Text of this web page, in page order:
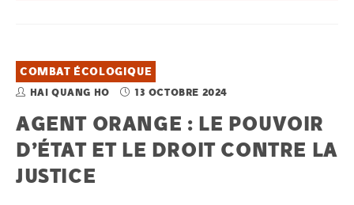
COMBAT ÉCOLOGIQUE
HAI QUANG HO 13 OCTOBRE 2024
AGENT ORANGE : LE POUVOIR
D’ÉTAT ET LE DROIT CONTRE LA
JUSTICE